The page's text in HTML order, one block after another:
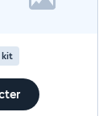
kit